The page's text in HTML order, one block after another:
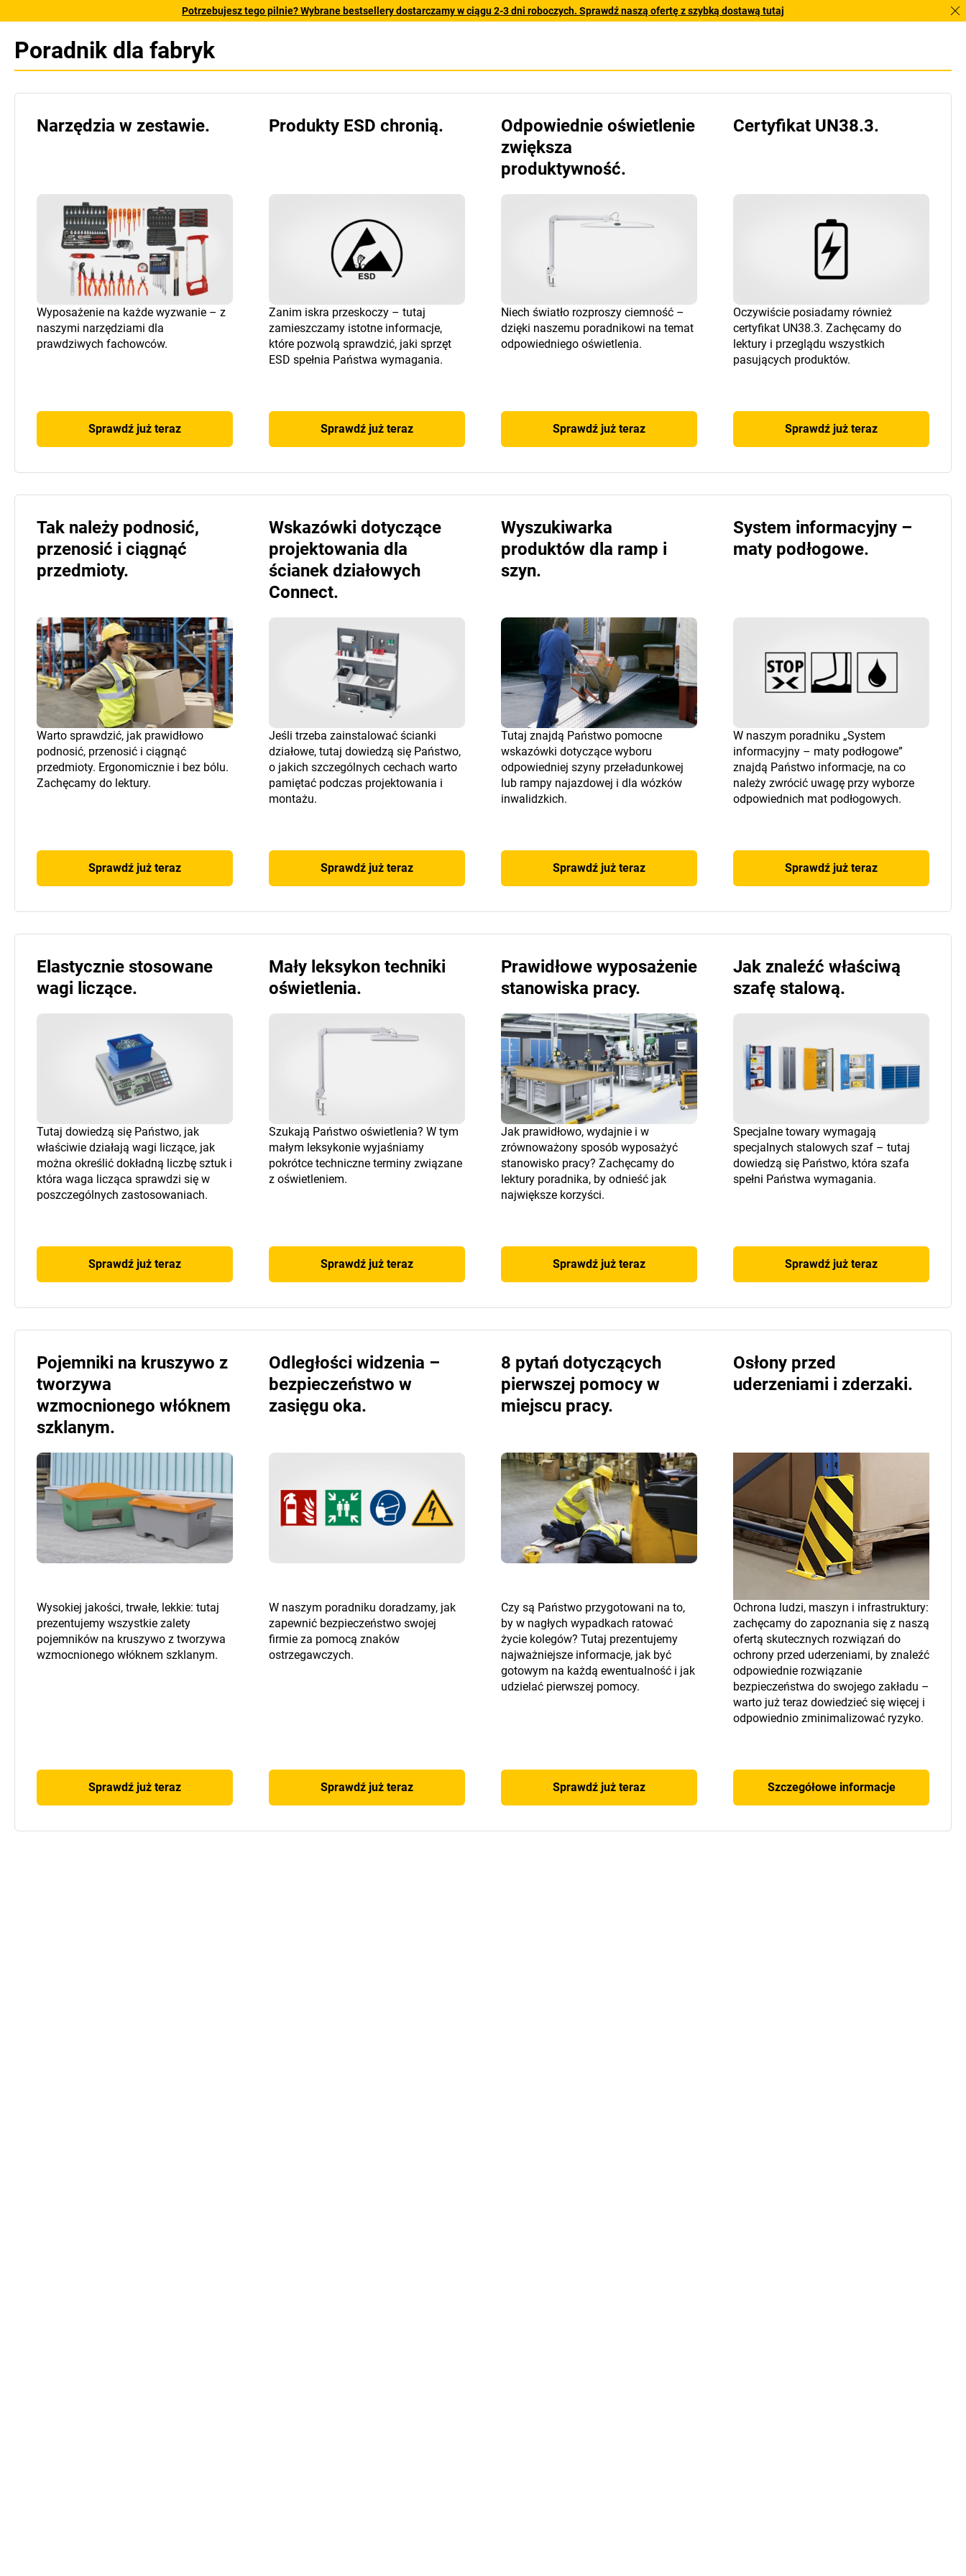
Potrzebujesz tego pilnie? Wybrane bestsellery dostarczamy w ciągu 2-3 dni roboczych. Sprawdź naszą ofertę z szybką dostawą tutaj
Poradnik dla fabryk
Narzędzia w zestawie.
Wyposażenie na każde wyzwanie – z
naszymi narzędziami dla
prawdziwych fachowców.
Sprawdź już teraz
Produkty ESD chronią.
Zanim iskra przeskoczy – tutaj
zamieszczamy istotne informacje,
które pozwolą sprawdzić, jaki sprzęt
ESD spełnia Państwa wymagania.
Sprawdź już teraz
Odpowiednie oświetlenie
zwiększa
produktywność.
Niech światło rozproszy ciemność –
dzięki naszemu poradnikowi na temat
odpowiedniego oświetlenia.
Sprawdź już teraz
Certyfikat UN38.3.
Oczywiście posiadamy również
certyfikat UN38.3. Zachęcamy do
lektury i przeglądu wszystkich
pasujących produktów.
Sprawdź już teraz
Tak należy podnosić,
przenosić i ciągnąć
przedmioty.
Warto sprawdzić, jak prawidłowo
podnosić, przenosić i ciągnąć
przedmioty. Ergonomicznie i bez bólu.
Zachęcamy do lektury.
Sprawdź już teraz
Wskazówki dotyczące
projektowania dla
ścianek działowych
Connect.
Jeśli trzeba zainstalować ścianki
działowe, tutaj dowiedzą się Państwo,
o jakich szczególnych cechach warto
pamiętać podczas projektowania i
montażu.
Sprawdź już teraz
Wyszukiwarka
produktów dla ramp i
szyn.
Tutaj znajdą Państwo pomocne
wskazówki dotyczące wyboru
odpowiedniej szyny przeładunkowej
lub rampy najazdowej i dla wózków
inwalidzkich.
Sprawdź już teraz
System informacyjny –
maty podłogowe.
W naszym poradniku „System
informacyjny – maty podłogowe”
znajdą Państwo informacje, na co
należy zwrócić uwagę przy wyborze
odpowiednich mat podłogowych.
Sprawdź już teraz
Elastycznie stosowane
wagi liczące.
Tutaj dowiedzą się Państwo, jak
właściwie działają wagi liczące, jak
można określić dokładną liczbę sztuk i
która waga licząca sprawdzi się w
poszczególnych zastosowaniach.
Sprawdź już teraz
Mały leksykon techniki
oświetlenia.
Szukają Państwo oświetlenia? W tym
małym leksykonie wyjaśniamy
pokrótce techniczne terminy związane
z oświetleniem.
Sprawdź już teraz
Prawidłowe wyposażenie
stanowiska pracy.
Jak prawidłowo, wydajnie i w
zrównoważony sposób wyposażyć
stanowisko pracy? Zachęcamy do
lektury poradnika, by odnieść jak
największe korzyści.
Sprawdź już teraz
Jak znaleźć właściwą
szafę stalową.
Specjalne towary wymagają
specjalnych stalowych szaf – tutaj
dowiedzą się Państwo, która szafa
spełni Państwa wymagania.
Sprawdź już teraz
Pojemniki na kruszywo z
tworzywa
wzmocnionego włóknem
szklanym.
Wysokiej jakości, trwałe, lekkie: tutaj
prezentujemy wszystkie zalety
pojemników na kruszywo z tworzywa
wzmocnionego włóknem szklanym.
Sprawdź już teraz
Odległości widzenia –
bezpieczeństwo w
zasięgu oka.
W naszym poradniku doradzamy, jak
zapewnić bezpieczeństwo swojej
firmie za pomocą znaków
ostrzegawczych.
Sprawdź już teraz
8 pytań dotyczących
pierwszej pomocy w
miejscu pracy.
Czy są Państwo przygotowani na to,
by w nagłych wypadkach ratować
życie kolegów? Tutaj prezentujemy
najważniejsze informacje, jak być
gotowym na każdą ewentualność i jak
udzielać pierwszej pomocy.
Sprawdź już teraz
Osłony przed
uderzeniami i zderzaki.
Ochrona ludzi, maszyn i infrastruktury:
zachęcamy do zapoznania się z naszą
ofertą skutecznych rozwiązań do
ochrony przed uderzeniami, by znaleźć
odpowiednie rozwiązanie
bezpieczeństwa do swojego zakładu –
warto już teraz dowiedzieć się więcej i
odpowiednio zminimalizować ryzyko.
Szczegółowe informacje